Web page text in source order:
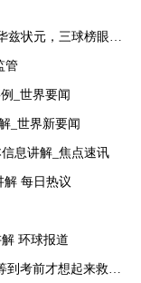
球榜眼，哈里伯顿探花
管
_世界要闻
_世界新要闻
息讲解_焦点速讯
解 每日热议
环球报道
才想起来救命稻草！